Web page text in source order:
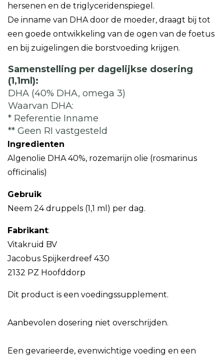
hersenen en de triglyceridenspiegel.
De inname van DHA door de moeder, draagt bij tot
een goede ontwikkeling van de ogen van de foetus
en bij zuigelingen die borstvoeding krijgen.
Samenstelling per dagelijkse dosering
(1,1ml):
DHA (40% DHA, omega 3)
Waarvan DHA:
* Referentie Inname
** Geen RI vastgesteld
Ingredienten
Algenolie DHA 40%, rozemarijn olie (rosmarinus
officinalis)
Gebruik
Neem 24 druppels (1,1 ml) per dag.
Fabrikant:
Vitakruid BV
Jacobus Spijkerdreef 430
2132 PZ Hoofddorp
Dit product is een voedingssupplement.
Aanbevolen dosering niet overschrijden.
Een gevarieerde, evenwichtige voeding en een